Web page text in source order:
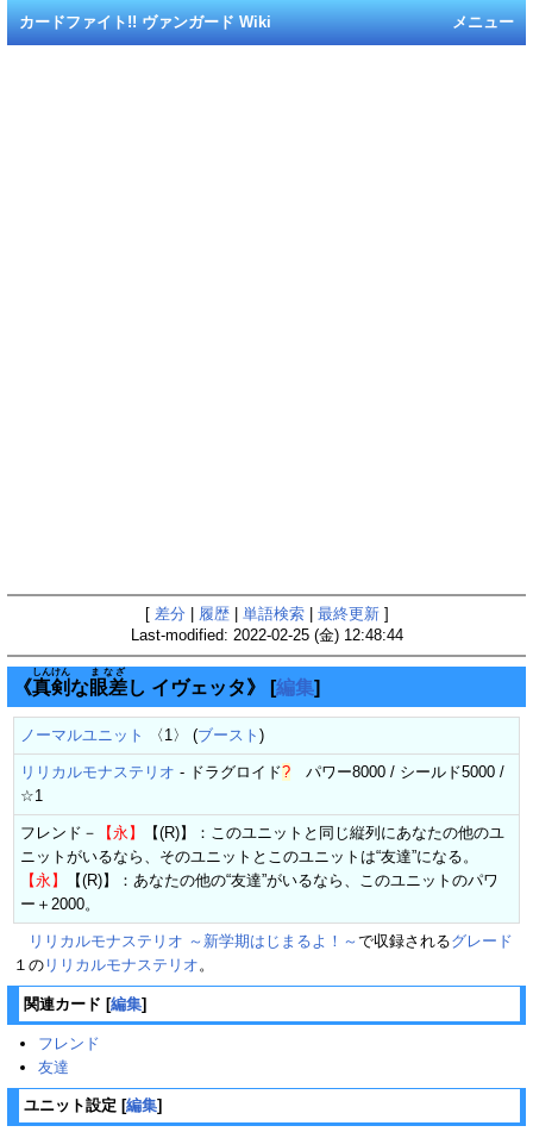
メニュー
カードファイト!! ヴァンガード Wiki
[ 差分 履歴| 単語検索| 最終更新]
Last-modified: 2022-02-25 (金) 12:48:44
《真剣
しんけん
な眼差
まなざ
し イヴェッタ》 [編集]
ノーマルユニット 〈1〉 (ブースト )
リリカルモナステリオ - ドラグロイド? パワー8000 / シールド5000 /
☆1
フレンド－ 【永】
【(R)】：このユニットと同じ縦列にあなたの他のユ
ニットがいるなら、そのユニットとこのユニットは“友達”になる。
【永】
【(R)】：あなたの他の“友達”がいるなら、このユニットのパワ
ー＋2000。
リリカルモナステリオ ～新学期はじまるよ！～ で収録されるグレード
１の リリカルモナステリオ。
関連カード [編集]
フレンド
友達
ユニット設定 [編集]